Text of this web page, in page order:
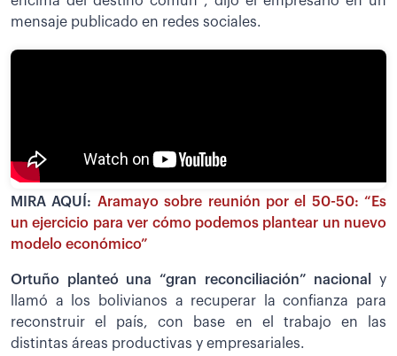
mensaje publicado en redes sociales.
MIRA AQUÍ: Aramayo sobre reunión por el 50-50: “Es
un ejercicio para ver cómo podemos plantear un nuevo
modelo económico”
Ortuño planteó una “gran reconciliación” nacional
y
llamó a los bolivianos a recuperar la confianza para
reconstruir el país, con base en el trabajo en las
distintas áreas productivas y empresariales.